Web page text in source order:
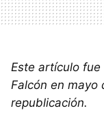
Este artículo
Falcón en mayo
republicación.